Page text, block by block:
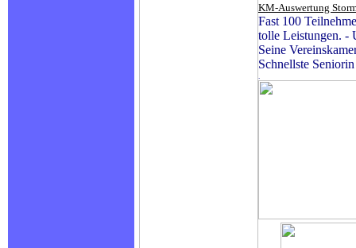
KM-Auswertung
Fast 100
tolle Leistungen. -
Seine
Schnellste
.